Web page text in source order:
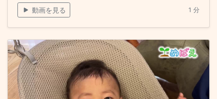
動画を見る 1 分